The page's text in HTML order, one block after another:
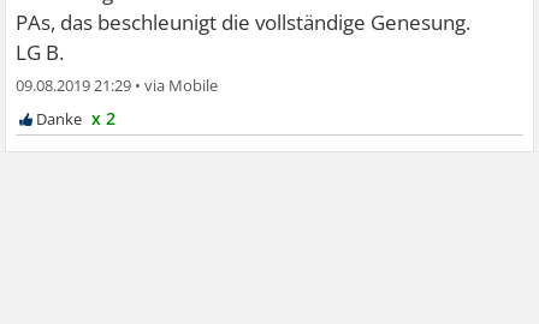
PAs, das beschleunigt die vollständige Genesung.
LG B.
09.08.2019 21:29 •
x 2